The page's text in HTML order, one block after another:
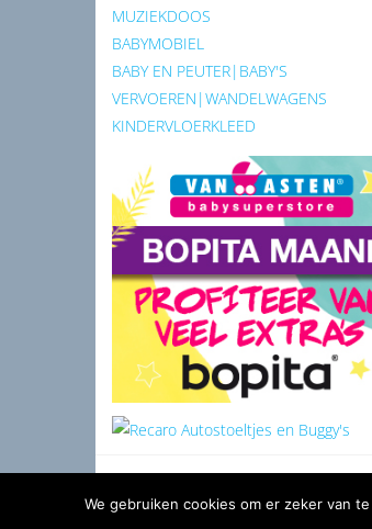
MUZIEKDOOS
BABYMOBIEL
BABY EN PEUTER|BABY'S
VERVOEREN|WANDELWAGENS
KINDERVLOERKLEED
We gebruiken cookies om er zeker van